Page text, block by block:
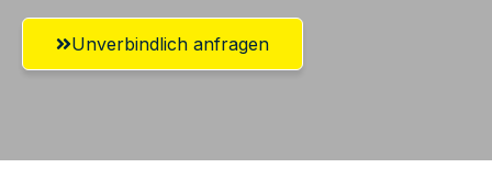
Unverbindlich anfragen